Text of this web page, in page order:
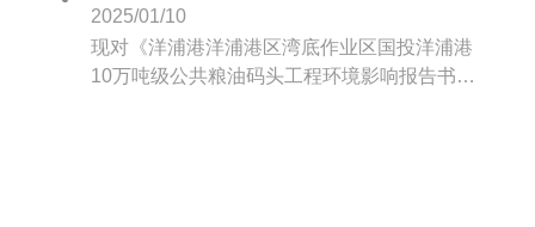
价报批前公示
2025/01/10
现对《洋浦港洋浦港区湾底作业区国投洋浦港
10万吨级公共粮油码头工程环境影响报告书》